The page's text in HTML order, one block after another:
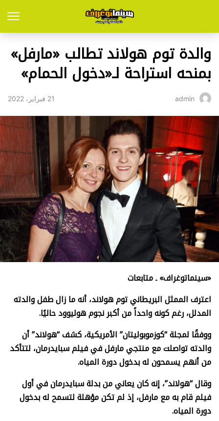
والدة توم هولاند تطالب «مارفل»
بمنحه استراحة لـ«دخول الحمام»
admin 21 فبراير، 2022
«سينماتوغراف» ـ متابعات
اعترف الممثل البريطاني توم هولاند، أنه ما زال طفل والدته
المدلل، رغم كونه واحداً من أكبر نجوم هوليوود حاليًا.
ووفقًا لمجلة “كوزموبوليتان” الأمريكية، كشف “هولاند” أن
والدته تواصلت مع منتجي مارفل في فيلم سبايدرمان، لتتأكد
من أنهم يسمحون له بدخول دورة المياه.
وقال “هولاند”، إنه كان يعاني من بدلة سبايدرمان في أول
فيلم قام به مع مارفل، إذ لم تكن مؤهلة لتسمح له بدخول
دورة المياه.